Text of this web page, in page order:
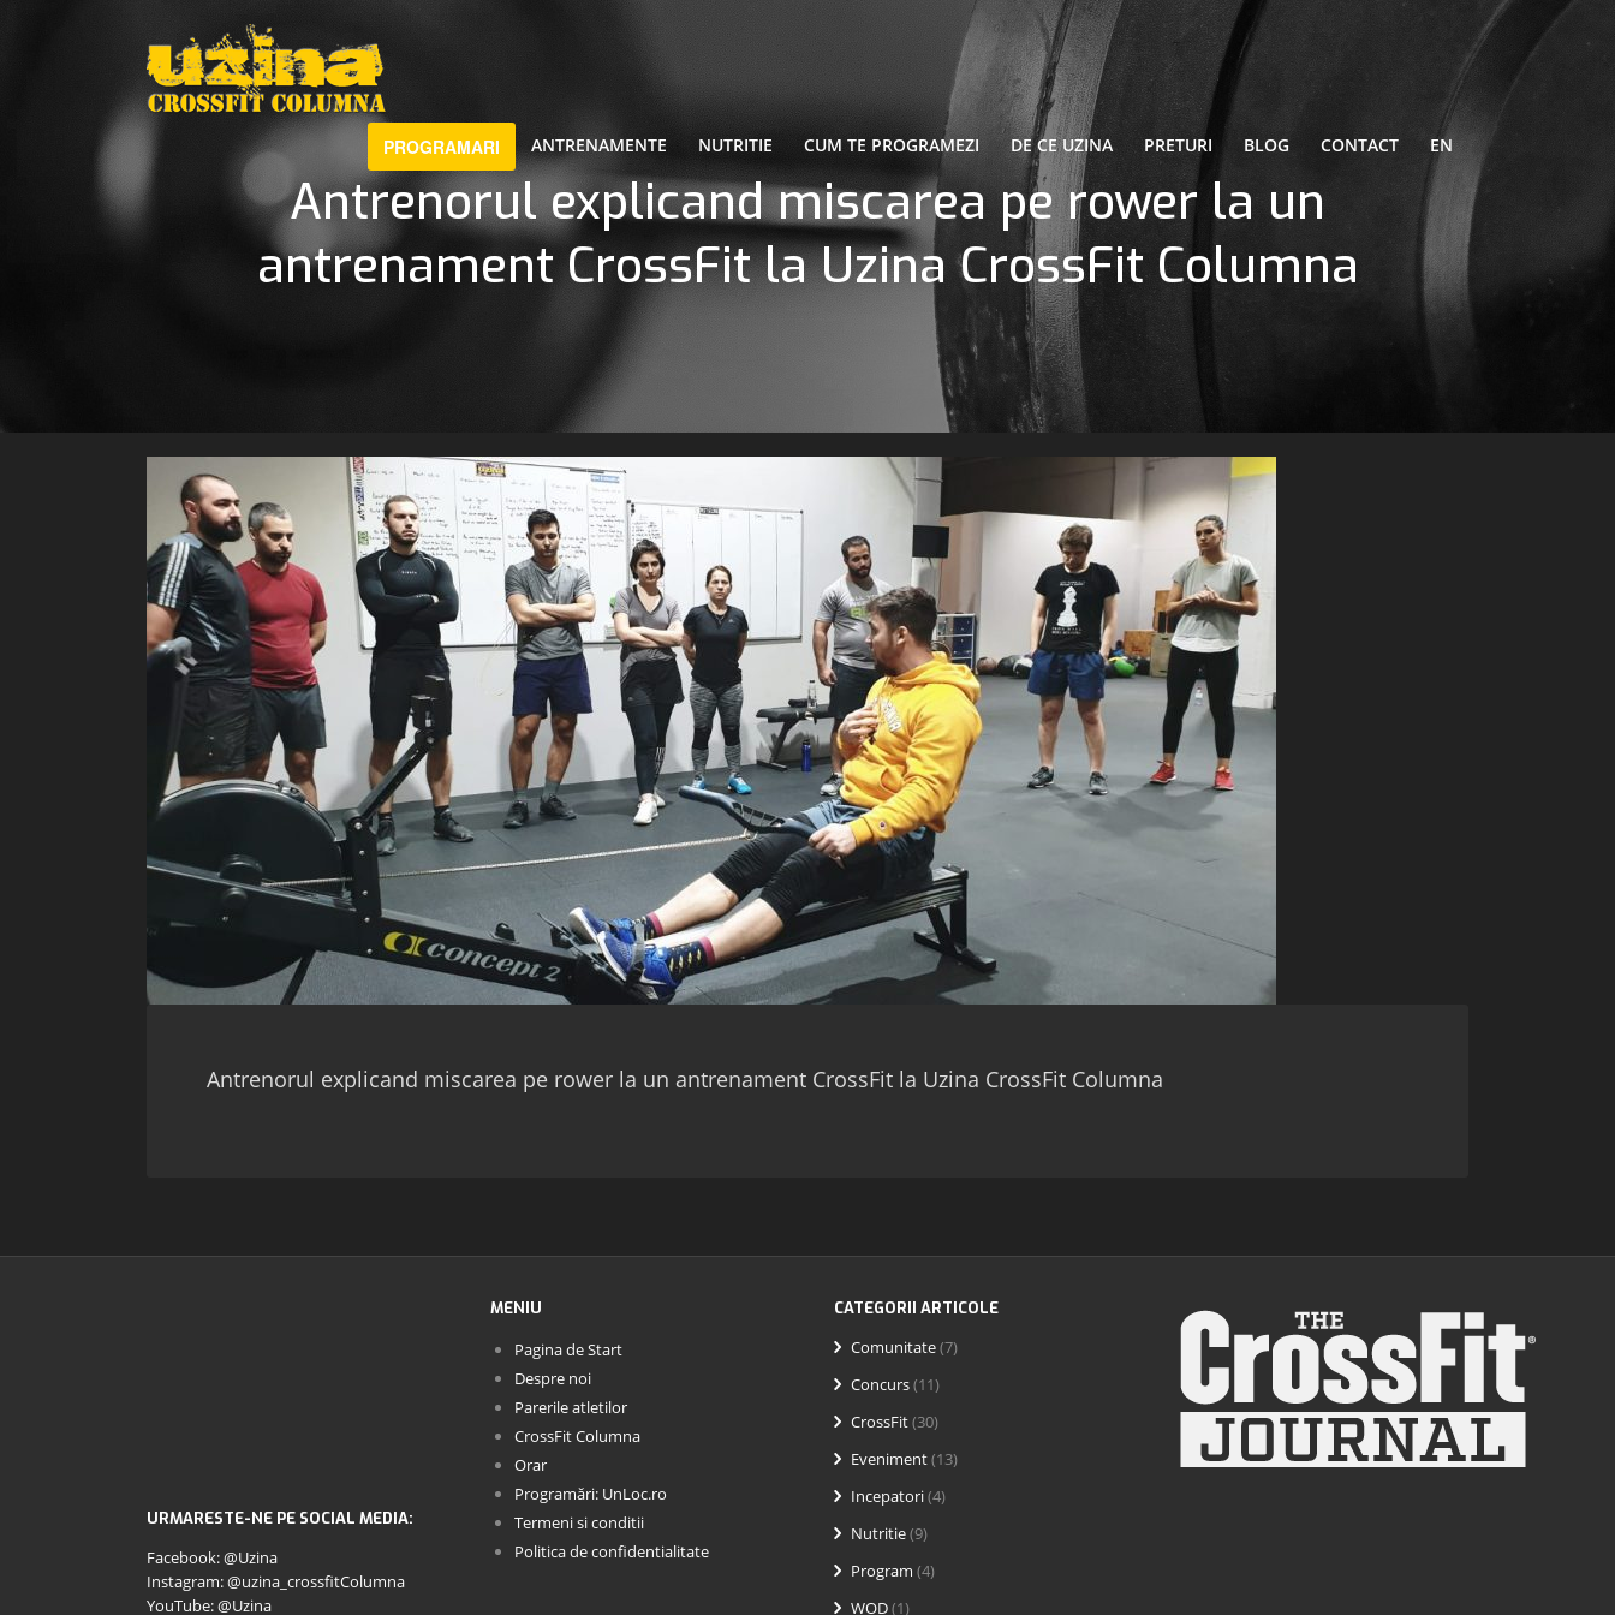
PROGRAMARI ANTRENAMENTE NUTRITIE CUM TE PROGRAMEZI DE CE UZINA PRETURI BLOG CONTACT EN
Antrenorul explicand miscarea pe rower la un
antrenament CrossFit la Uzina CrossFit Columna
Antrenorul explicand miscarea pe rower la un antrenament CrossFit la Uzina CrossFit Columna
URMARESTE-NE PE SOCIAL MEDIA:
Facebook: @Uzina
Instagram: @uzina_crossfitColumna
YouTube: @Uzina
MENIU
Pagina de Start
Despre noi
Parerile atletilor
CrossFit Columna
Orar
Programări: UnLoc.ro
Termeni si conditii
Politica de confidentialitate
CATEGORII ARTICOLE
Comunitate(7)
Concurs(11)
CrossFit(30)
Eveniment(13)
Incepatori(4)
Nutritie(9)
Program (4)
WOD(1)